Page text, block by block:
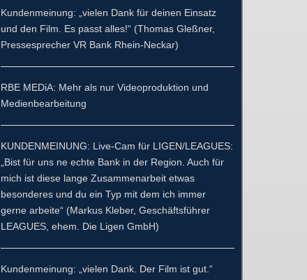
Kundenmeinung: „vielen Dank für deinen Einsatz
und den Film. Es passt alles!“ (Thomas Gleßner,
Pressesprecher VR Bank Rhein-Neckar)
RBE MEDiA: Mehr als nur Videoproduktion und
Medienbearbeitung
KUNDENMEINUNG: Live-Cam für LIGEN/LEAGUES:
„Bist für uns ne echte Bank in der Region. Auch für
mich ist diese lange Zusammenarbeit etwas
besonderes und du ein Typ mit dem ich immer
gerne arbeite“ (Markus Kleber, Geschäftsführer
LEAGUES, ehem. Die Ligen GmbH)
Kundenmeinung: „vielen Dank. Der Film ist gut.“